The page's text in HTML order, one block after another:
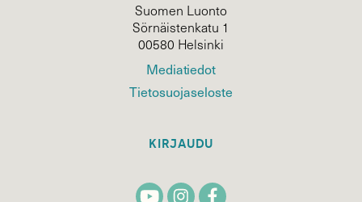
Suomen Luonto
Sörnäistenkatu 1
00580 Helsinki
Mediatiedot
Tietosuojaseloste
KIRJAUDU